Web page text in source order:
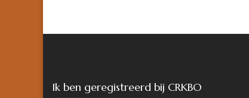
Ik ben geregistreerd bij CRKBO